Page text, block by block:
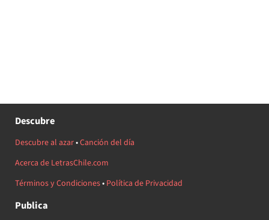
Descubre
Descubre al azar•Canción del día
Acerca de LetrasChile.com
Términos y Condiciones• Política de Privacidad
Publica